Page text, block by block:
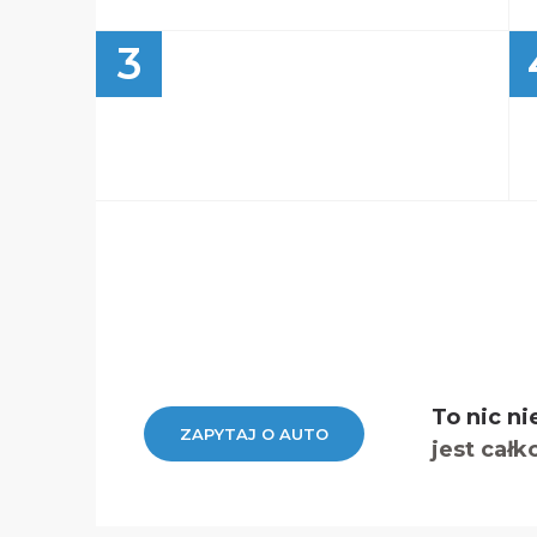
3
ZAPYTAJ O AUTO
To nic
jest